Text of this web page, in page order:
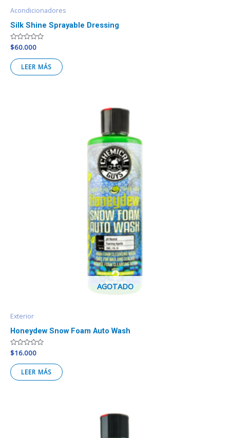
Acondicionadores
Silk Shine Sprayable Dressing
Valorado
en
de
5
$60.000
LEER MÁS
AGOTADO
Exterior
Honeydew Snow Foam Auto Wash
Valorado
en
0
de
5
$16.000
LEER MÁS